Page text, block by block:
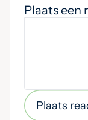
Plaats een
Plaats